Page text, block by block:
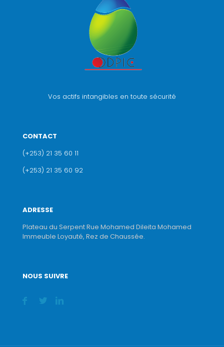
Vos actifs intangibles en toute sécurité
CONTACT
(+253) 21 35 60 11
(+253) 21 35 60 92
ADRESSE
Plateau du Serpent Rue Mohamed Dileita Mohamed
Immeuble Loyauté, Rez de Chaussée.
NOUS SUIVRE